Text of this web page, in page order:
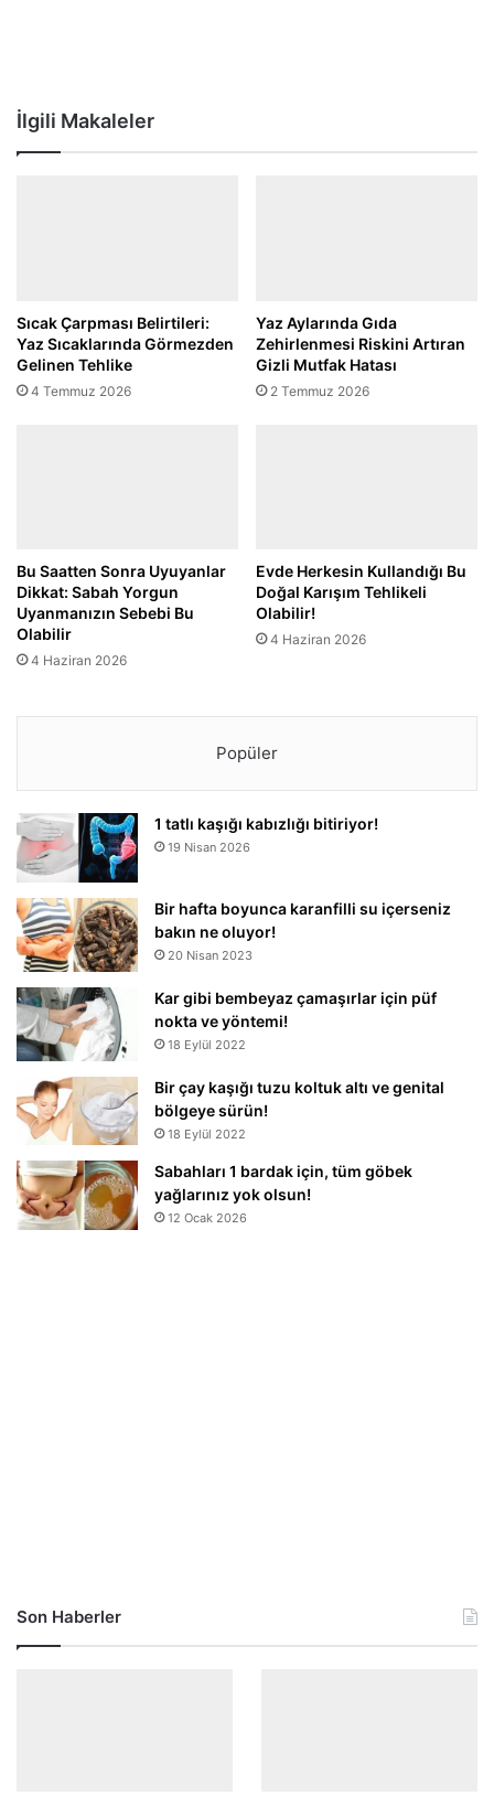
İlgili Makaleler
Sıcak Çarpması Belirtileri:
Yaz Sıcaklarında Görmezden
Gelinen Tehlike
4 Temmuz 2026
Yaz Aylarında Gıda
Zehirlenmesi Riskini Artıran
Gizli Mutfak Hatası
2 Temmuz 2026
Bu Saatten Sonra Uyuyanlar
Dikkat: Sabah Yorgun
Uyanmanızın Sebebi Bu
Olabilir
4 Haziran 2026
Evde Herkesin Kullandığı Bu
Doğal Karışım Tehlikeli
Olabilir!
4 Haziran 2026
Popüler
1 tatlı kaşığı kabızlığı bitiriyor!
19 Nisan 2026
Bir hafta boyunca karanfilli su içerseniz
bakın ne oluyor!
20 Nisan 2023
Kar gibi bembeyaz çamaşırlar için püf
nokta ve yöntemi!
18 Eylül 2022
Bir çay kaşığı tuzu koltuk altı ve genital
bölgeye sürün!
18 Eylül 2022
Sabahları 1 bardak için, tüm göbek
yağlarınız yok olsun!
12 Ocak 2026
Son Haberler